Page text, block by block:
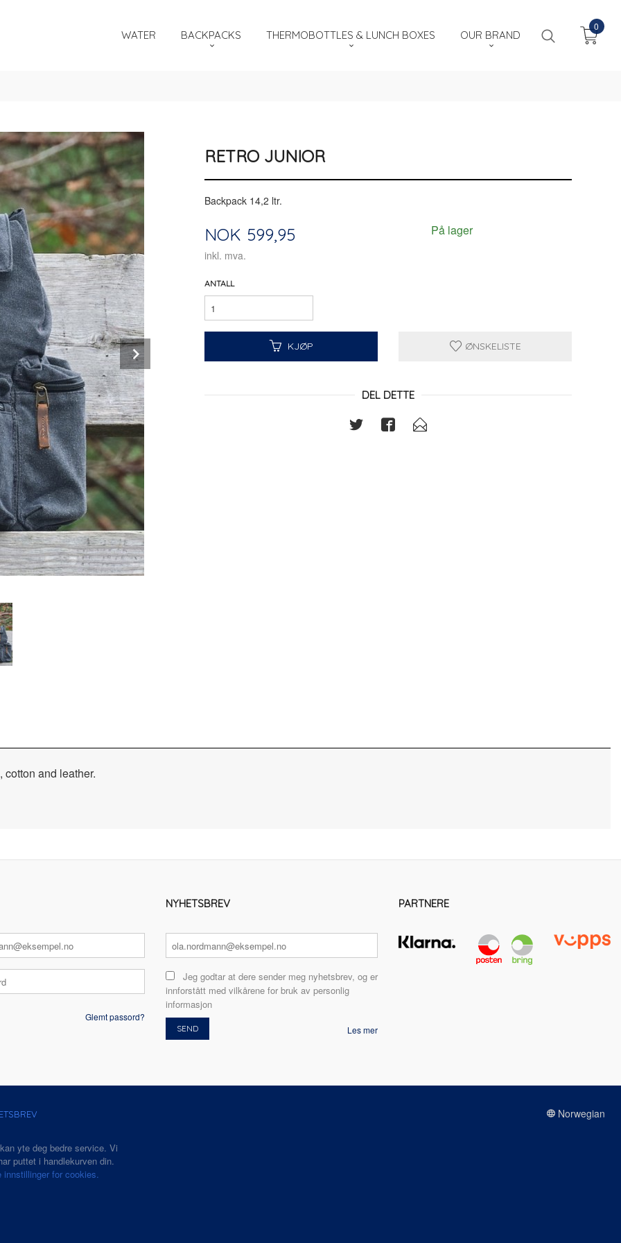
WATER BACKPACKS THERMOBOTTLES & LUNCH BOXES OUR BRAND
0
RETRO JUNIOR
Backpack 14,2 ltr.
Pris
NOK 599,95
inkl. mva.
På lager
ANTALL
KJØP ØNSKELISTE
DEL DETTE
and leather.
Glemt passord?
NYHETSBREV
Jeg godtar at dere sender meg nyhetsbrev, og er
innforstått med vilkårene for bruk av personlig
informasjon
Les mer
PARTNERE
Norwegian
yte deg bedre service. Vi
puttet i handlekurven din.
innstillinger for cookies.